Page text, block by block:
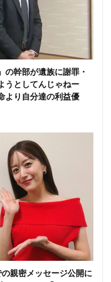
の幹部が遺族に謝罪・
うとしてんじゃねー
より自分達の利益優
親密メッセージ公開に